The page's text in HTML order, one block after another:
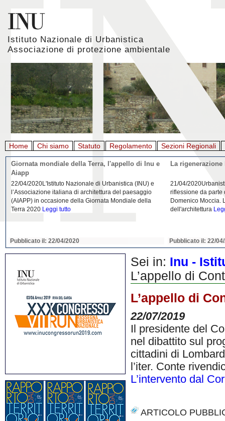
Istituto Nazionale di Urbanistica
Associazione di protezione ambientale
Home Chi siamo Statuto Regolamento Sezioni Regionali
Giornata mondiale della Terra, l'appello di Inu e
Aiapp
22/04/2020L'Istituto Nazionale di Urbanistica (INU) e
l’Associazione italiana di architettura del paesaggio
(AIAPP) in occasione della Giornata Mondiale della
Terra 2020 Leggi tutto
Pubblicato il: 22/04/2020
La
21/04/
riflessione da parte
Domenico Moccia.
dell'architettura
Pubblicato il: 22/
Sei in: Inu -
L’appello di
L’appello di
22/07/2019
Il presidente del
nel dibattito sul
cittadini di
l’iter. Conte
L’intervento dal
ARTICOLO